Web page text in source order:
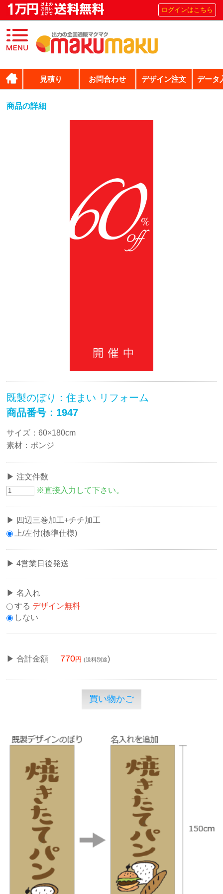
ログインはこちら
見積り お問合わせ デザイン注文 データ
商品の詳細
既製のぼり：住まい リフォーム
商品番号：1947
サイズ：60×180cm
素材：ポンジ
注文件数
※直接入力して下さい。
四辺三巻加工+チチ加工
上/左付(標準仕様)
4営業日後発送
名入れ
する デザイン無料
しない
合計金額 770 (送料別途)